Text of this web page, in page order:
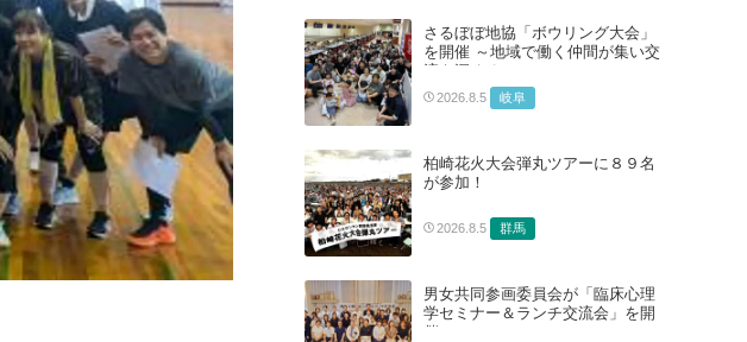
どうごみまきこ議員
総合サービス部門
医療・介護・福祉部会
さるぼぼ地協「ボウリング大会」
を開催 ～地域で働く仲間が集い交
流を深める～
2026.8.5 岐阜
柏崎花火大会弾丸ツアーに８９名
が参加！
2026.8.5 群馬
男女共同参画委員会が「臨床心理
学セミナー＆ランチ交流会」を開
催